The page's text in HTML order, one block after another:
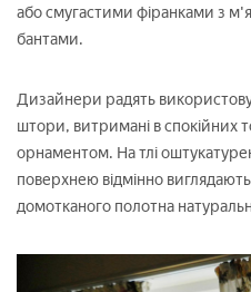
або смугастими фіранками з
бантами.
Дизайнери радять
штори, витримані в спокійних
орнаментом. На тлі
поверхнею відмінно
домотканого полотна